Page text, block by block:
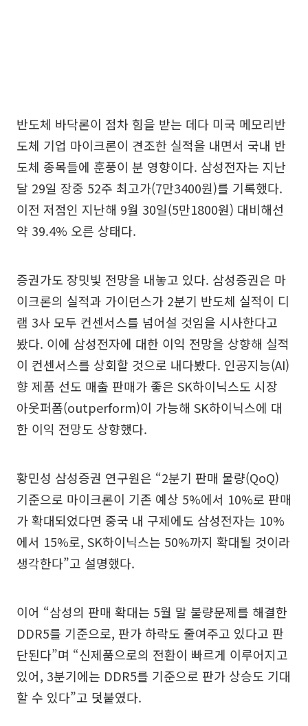
반도체 바닥론이 점차 힘을 받는 데다 미국 메모리반
도체 기업 마이크론이 견조한 실적을 내면서 국내 반
도체 종목들에 훈풍이 분 영향이다. 삼성전자는 지난
달 29일 장중 52주 최고가(7만3400원)를 기록했다.
이전 저점인 지난해 9월 30일(5만1800원) 대비해선
약 39.4% 오른 상태다.
증권가도 장밋빛 전망을 내놓고 있다. 삼성증권은 마
이크론의 실적과 가이던스가 2분기 반도체 실적이 디
램 3사 모두 컨센서스를 넘어설 것임을 시사한다고
봤다. 이에 삼성전자에 대한 이익 전망을 상향해 실적
이 컨센서스를 상회할 것으로 내다봤다. 인공지능(AI)
향 제품 선도 매출 판매가 좋은 SK하이닉스도 시장
아웃퍼폼(outperform)이 가능해 SK하이닉스에 대
한 이익 전망도 상향했다.
황민성 삼성증권 연구원은 “2분기 판매 물량(QoQ)
기준으로 마이크론이 기존 예상 5%에서 10%로 판매
가 확대되었다면 중국 내 구제에도 삼성전자는 10%
에서 15%로, SK하이닉스는 50%까지 확대될 것이라
생각한다”고 설명했다.
이어 “삼성의 판매 확대는 5월 말 불량문제를 해결한
DDR5를 기준으로, 판가 하락도 줄여주고 있다고 판
단된다”며 “신제품으로의 전환이 빠르게 이루어지고
있어, 3분기에는 DDR5를 기준으로 판가 상승도 기대
할 수 있다”고 덧붙였다.